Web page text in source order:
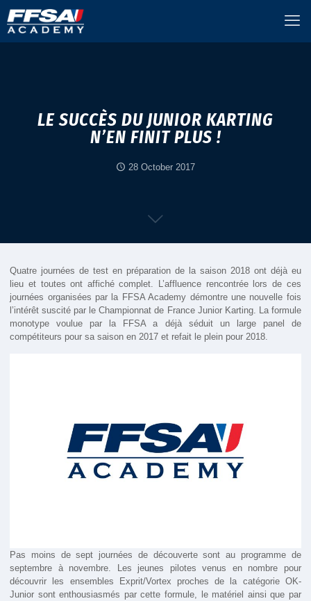
LE SUCCÈS DU JUNIOR KARTING
N’EN FINIT PLUS !
28 October 2017
Quatre journées de test en préparation de la saison 2018 ont déjà eu
lieu et toutes ont affiché complet. L’affluence rencontrée lors de ces
journées organisées par la FFSA Academy démontre une nouvelle fois
l’intérêt suscité par le Championnat de France Junior Karting. La formule
monotype voulue par la FFSA a déjà séduit un large panel de
compétiteurs pour sa saison en 2017 et refait le plein pour 2018.
Pas moins de sept journées de découverte sont au programme de
septembre à novembre. Les jeunes pilotes venus en nombre pour
découvrir les ensembles Exprit/Vortex proches de la catégorie OK-
Junior sont enthousiasmés par cette formule, le matériel ainsi que par